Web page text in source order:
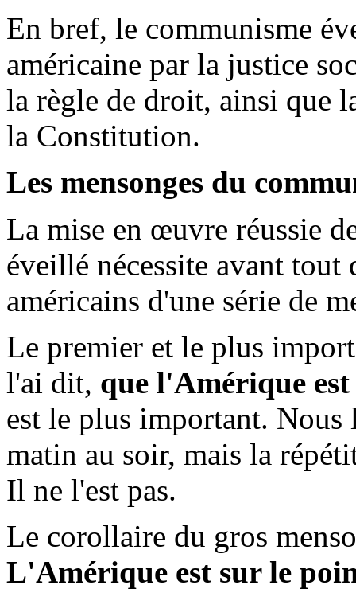
En bref, le communisme
américaine par la justice
la règle de droit, ainsi que
la Constitution.
Les mensonges du
La mise en œuvre réussie
éveillé nécessite avant
américains d'une série de
Le premier et le plus
l'ai dit, que l'Amérique
est le plus important. Nous
matin au soir, mais la
Il ne l'est pas.
Le corollaire du gros
L'Amérique est sur le